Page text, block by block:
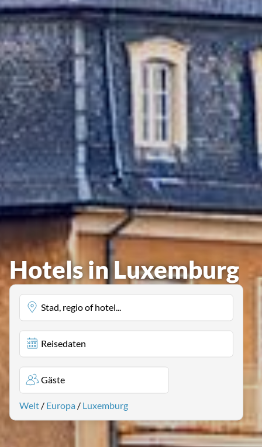
Hotels in Luxemburg
Stad, regio of hotel...
Reisedaten
Gäste
Welt / Europa / Luxemburg